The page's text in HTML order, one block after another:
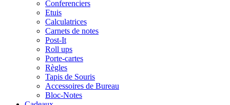
Conferenciers
Etuis
Calculatrices
Carnets de notes
Post-It
Roll ups
Porte-cartes
Règles
Tapis de Souris
Accessoires de Bureau
Bloc-Notes